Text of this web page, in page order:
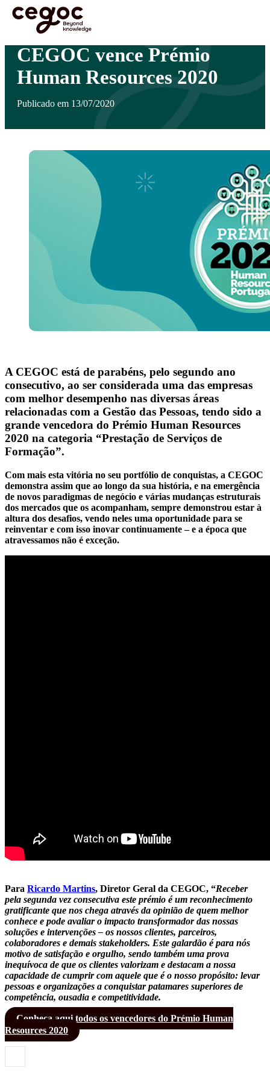
Skip to main content
Está aqui:Home >Notícias
CEGOC vence Prémio
Human Resources 2020
Publicado em 13/07/2020
A CEGOC está de parabéns, pelo segundo ano
consecutivo, ao ser considerada uma das empresas
com melhor desempenho nas diversas áreas
relacionadas com a Gestão das Pessoas, tendo sido a
grande vencedora do Prémio Human Resources
2020 na categoria “Prestação de Serviços de
Formação”.
Com mais esta vitória no seu portfólio de conquistas, a CEGOC
demonstra assim que ao longo da sua história, e na emergência
de novos paradigmas de negócio e várias mudanças estruturais
dos mercados que os acompanham, sempre demonstrou estar à
altura dos desafios, vendo neles uma oportunidade para se
reinventar e com isso inovar continuamente – e a época que
atravessamos não é exceção.
Para Ricardo Martins, Diretor Geral da CEGOC, “Receber
pela segunda vez consecutiva este prémio é um reconhecimento
gratificante que nos chega através da opinião de quem melhor
conhece e pode avaliar o impacto transformador das nossas
soluções e intervenções – os nossos clientes, parceiros,
colaboradores e demais stakeholders. Este galardão é para nós
motivo de satisfação e orgulho, sendo também uma prova
inequívoca de que os clientes valorizam e destacam a nossa
capacidade de cumprir com aquele que é o nosso propósito: levar
pessoas e organizações a conquistar patamares superiores de
competência, ousadia e competitividade.
Conheça aqui todos os vencedores do Prémio Human
Resources 2020